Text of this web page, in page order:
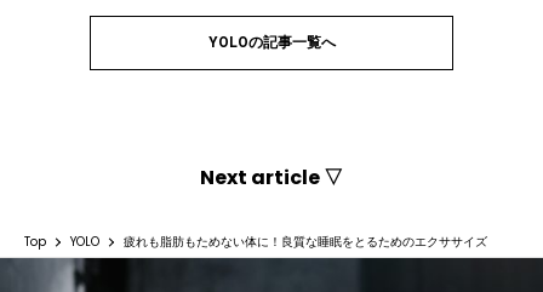
YOLOの記事一覧へ
Next article ▽
Top YOLO 疲れも脂肪もためない体に！良質な睡眠をとるためのエクササイズ